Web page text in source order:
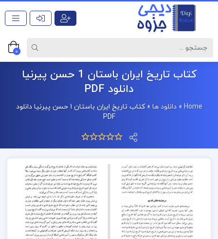
0
کتاب تاریخ ایران باستان 1 حسن پیرنیا
دانلود PDF
Home
»دانلود ها »
کتاب تاریخ ایران باستان 1 حسن پیرنیا دانلود
PDF